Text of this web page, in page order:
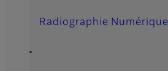
Radiographie Numérique